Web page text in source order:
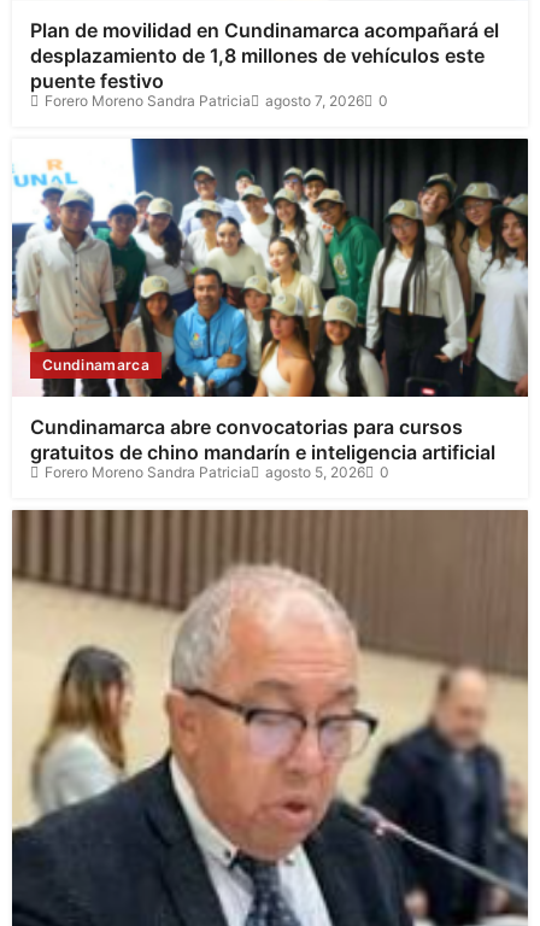
Plan de movilidad en Cundinamarca acompañará el
desplazamiento de 1,8 millones de vehículos este
puente festivo
Forero Moreno Sandra Patricia agosto 7, 2026 0
Cundinamarca
Cundinamarca abre convocatorias para cursos
gratuitos de chino mandarín e inteligencia artificial
Forero Moreno Sandra Patricia agosto 5, 2026 0